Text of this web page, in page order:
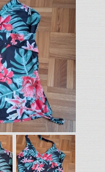
I DRESSING
IL MIO DRESSING